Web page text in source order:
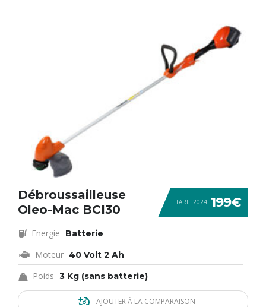
TARIF 2024 199€
Débroussailleuse
Oleo-Mac BCI30
Energie Batterie
Moteur 40 Volt 2 Ah
Poids 3 Kg (sans batterie)
AJOUTER À LA COMPARAISON